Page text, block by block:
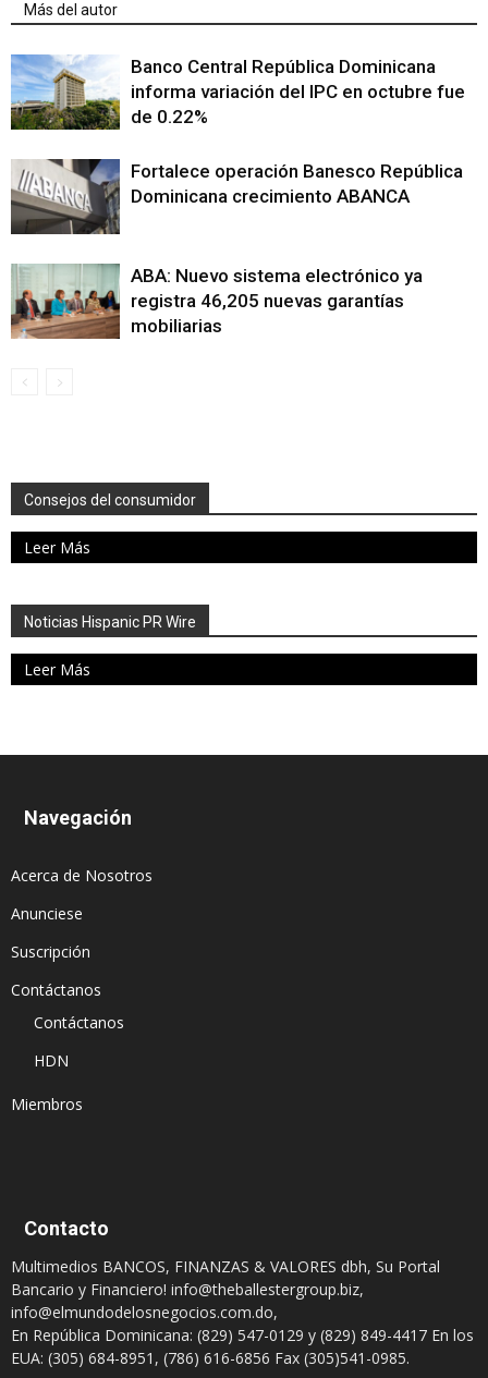
Más del autor
Banco Central República Dominicana
informa variación del IPC en octubre fue
de 0.22%
Fortalece operación Banesco República
Dominicana crecimiento ABANCA
ABA: Nuevo sistema electrónico ya
registra 46,205 nuevas garantías
mobiliarias
Consejos del consumidor
Leer Más
Noticias Hispanic PR Wire
Leer Más
Navegación
Acerca de Nosotros
Anunciese
Suscripción
Contáctanos
Contáctanos
HDN
Miembros
Contacto
Multimedios BANCOS, FINANZAS & VALORES dbh, Su Portal
Bancario y Financiero! info@theballestergroup.biz,
info@elmundodelosnegocios.com.do,
En República Dominicana: (829) 547-0129 y (829) 849-4417 En los
EUA: (305) 684-8951, (786) 616-6856 Fax (305)541-0985.